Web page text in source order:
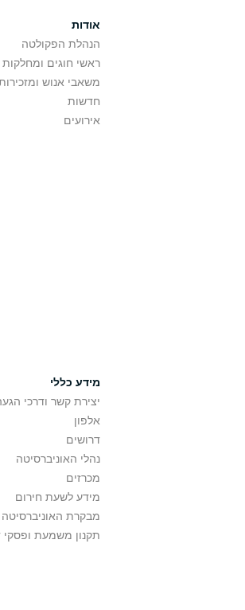
אודות
הנהלת הפקולטה
ראשי חוגים ומחלקות
משאבי אנוש
חדשות
אירועים
מידע כללי
יצירת קשר ודרכי
אלפון
דרושים
נהלי האוניברסיטה
מכרזים
מידע לשעת חירום
מבקרת האוניברסיטה
תקנון משמעת ופסקי